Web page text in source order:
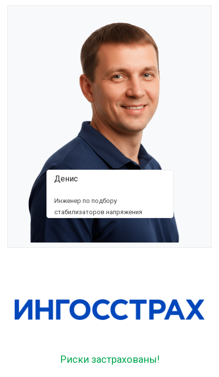
Денис
Инженер по подбору
стабилизаторов напряжения
Риски застрахованы!